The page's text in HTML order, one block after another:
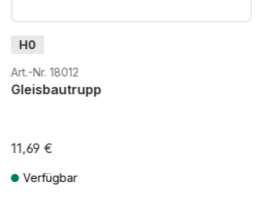
H0
Art.-Nr. 18012
Gleisbautrupp
11,69 €
Verfügbar